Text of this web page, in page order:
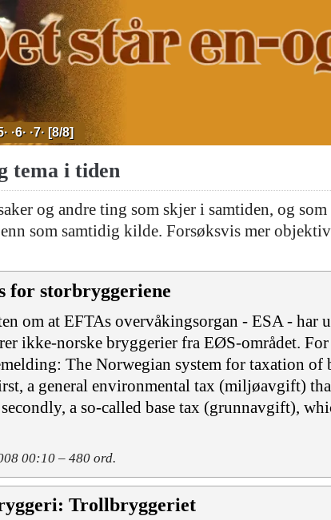
·6· ·7·[8/8]
tema i tiden
og andre ting som skjer i samtiden, og
som samtidig kilde. Forsøksvis mer
for storbryggeriene
om at EFTAs overvåkingsorgan - ESA - har
ikke-norske bryggerier fra EØS-området.
The Norwegian system for taxation of
a general environmental tax (miljøavgift)
a so-called base tax (grunnavgift),
00:10 – 480 ord.
Trollbryggeriet